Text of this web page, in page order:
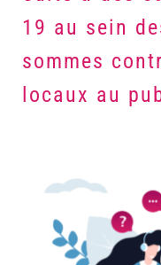
19 au sein
sommes
locaux au